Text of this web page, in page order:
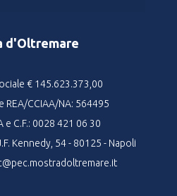
d'Oltremare
€ 145.623.373,00
REA/CCIAA/NA: 564495
e C.F.: 0028 421 06 30
Kennedy, 54 - 80125 - Napoli